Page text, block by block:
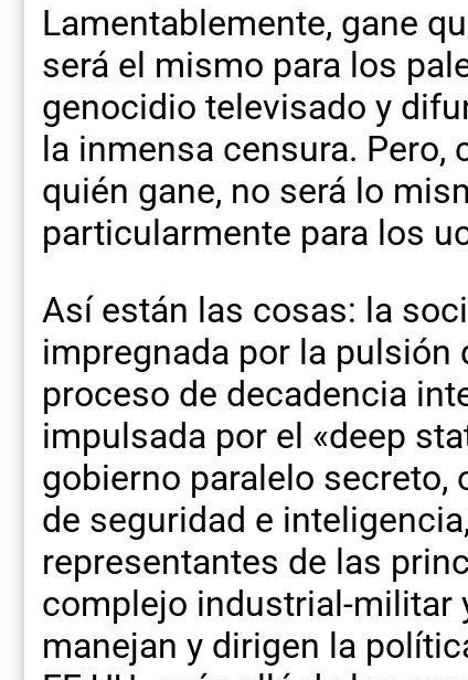
Lamentablemente, gane
será el mismo para los
genocidio televisado y
la inmensa censura. Pero,
quién gane, no será lo
particularmente para los
Así están las cosas: la
impregnada por la pulsión
proceso de decadencia
impulsada por el «deep
gobierno paralelo secreto,
de seguridad e
representantes de las
complejo industrial-militar
manejan y dirigen la